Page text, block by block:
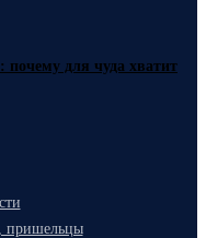
почему для чуда хватит